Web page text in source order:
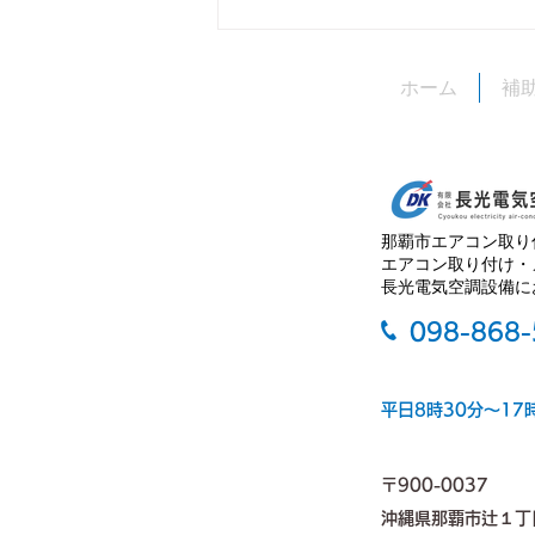
台風接近時の対応について
当社では、台風接近時、バスが止
まったら休業となっております。
ご理解とご協力の程よろしくお願
い申し上げます。
ホーム 補
098-
平日8時30分～17
〒900-0037
沖縄県那覇市辻１
那覇市エアコン取
エアコン取り付け
長光電気空調設備